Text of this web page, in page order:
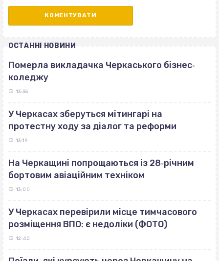
ОСТАННІ НОВИНИ
Померла викладачка Черкаського бізнес‐
коледжу
13:35
У Черкасах зберуться мітингарі на
протестну ходу за діалог та реформи
13:19
На Черкащині попрощаються із 28‐річним
бортовим авіаційним техніком
13:00
У Черкасах перевірили місце тимчасового
розміщення ВПО: є недоліки (ФОТО)
12:40